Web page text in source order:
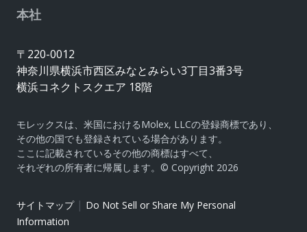
本社
〒220-0012
神奈川県横浜市西区みなとみらい3丁目3番3号
横浜コネクトスクエア 18階
モレックスは、米国におけるMolex, LLCの登録商標であり、
その他の国でも登録されている場合があります。
ここに記載されているその他の商標はすべて、
それぞれの所有者に帰属します。© Copyright 2026
サイトマップ| Do Not Sell or Share My Personal
Information